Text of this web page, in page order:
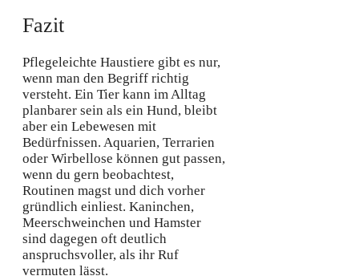
Fazit
Pflegeleichte Haustiere gibt es nur,
wenn man den Begriff richtig
versteht. Ein Tier kann im Alltag
planbarer sein als ein Hund, bleibt
aber ein Lebewesen mit
Bedürfnissen. Aquarien, Terrarien
oder Wirbellose können gut passen,
wenn du gern beobachtest,
Routinen magst und dich vorher
gründlich einliest. Kaninchen,
Meerschweinchen und Hamster
sind dagegen oft deutlich
anspruchsvoller, als ihr Ruf
vermuten lässt.